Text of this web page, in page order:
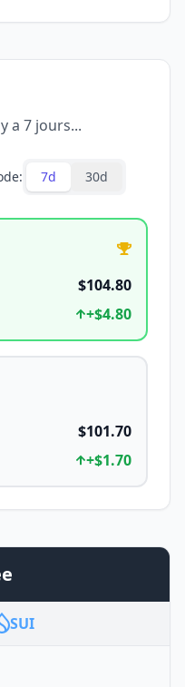
a 7 jours...
: 7d 30d
$104.80
+$4.80
$101.70
+$1.70
SUI